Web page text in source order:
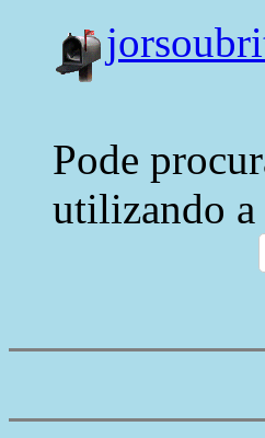
Pode
utilizando